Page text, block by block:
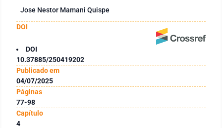
Jose Nestor Mamani Quispe
DOI
DOI
10.37885/250419202
Publicado em
04/07/2025
Páginas
77-98
Capítulo
4